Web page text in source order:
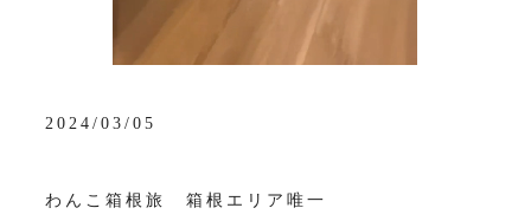
2024/03/05
わんこ箱根旅 箱根エリア唯一